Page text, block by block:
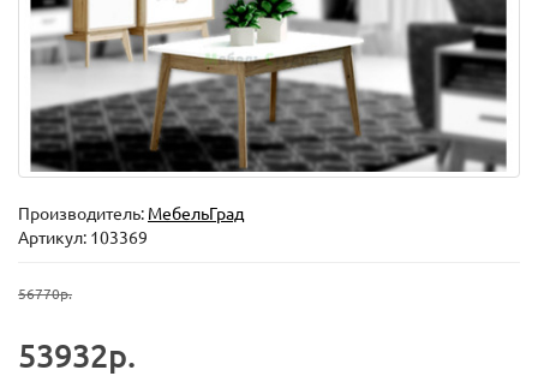
Производитель: МебельГрад
Артикул: 103369
56770р.
53932р.